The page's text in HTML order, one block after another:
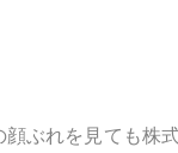
ぶれを見ても株